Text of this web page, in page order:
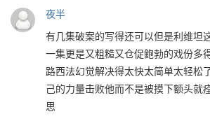
夜半
有几集破案的写得还可以但是利维坦
一集更是又粗糙又仓促鲍勃的戏份多
路西法幻觉解决得太快太简单太轻松
己的力量击败他而不是被摸下额头就
思